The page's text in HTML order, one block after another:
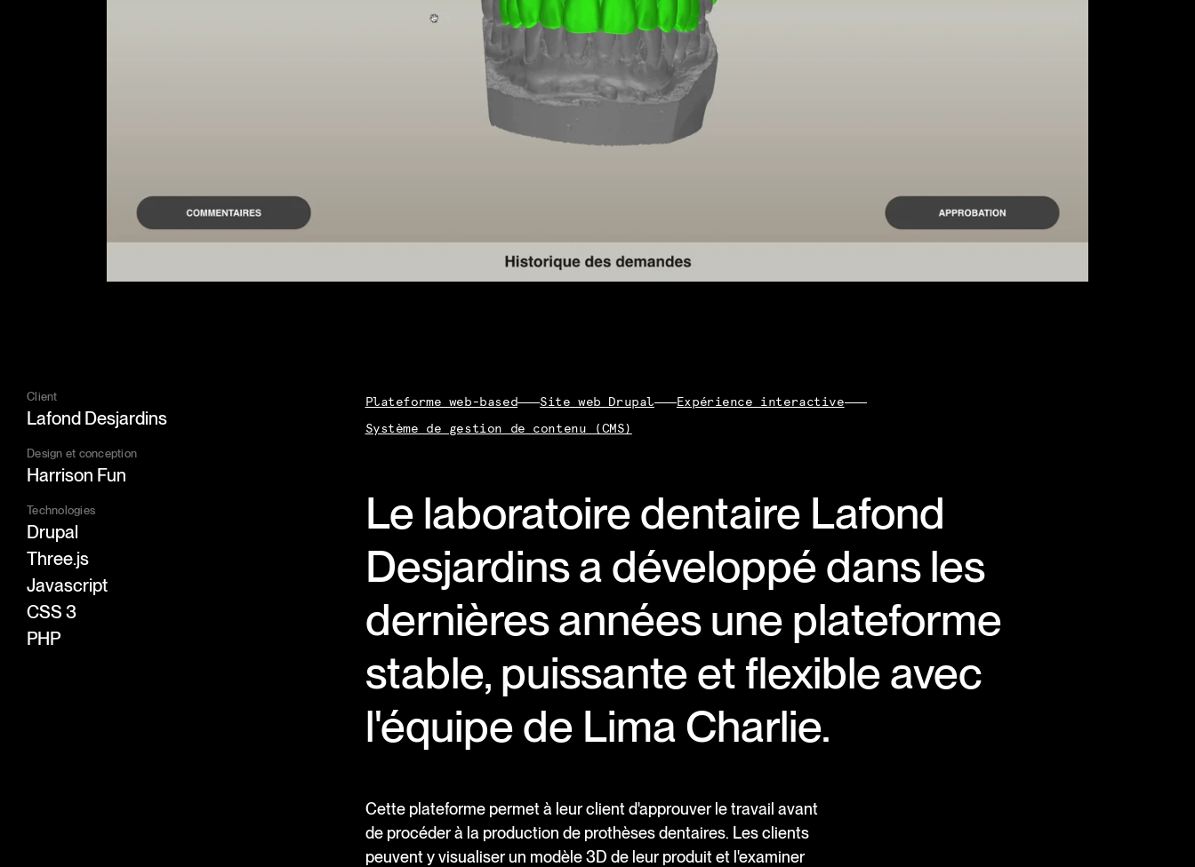
Paramétrer les cookies
Accepter les cookies
Client
Lafond Desjardins
Design et conception
Harrison Fun
Technologies
Drupal
Three.js
Javascript
CSS 3
PHP
Plateforme web-based Site web Drupal
Expérience interactive
Système de gestion de contenu (CMS)
Le laboratoire dentaire Lafond
Desjardins a développé dans les
dernières années une plateforme
stable, puissante et flexible avec
l'équipe de Lima Charlie.
Cette plateforme permet à leur client d'approuver le travail avant
de procéder à la production de prothèses dentaires. Les clients
peuvent y visualiser un modèle 3D de leur produit et l'examiner